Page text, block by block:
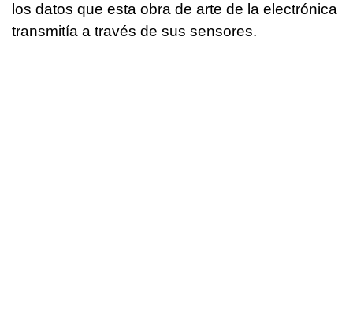
los datos que esta obra de arte de la electrónica
transmitía a través de sus sensores.